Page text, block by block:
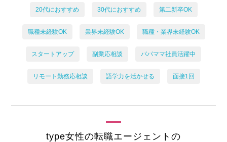
20代におすすめ 30代におすすめ 第二新卒OK
職種未経験OK 業界未経験OK 職種・業界未経験OK
スタートアップ 副業応相談 パパママ社員活躍中
リモート勤務応相談 語学力を活かせる 面接1回
type女性の転職エージェントの